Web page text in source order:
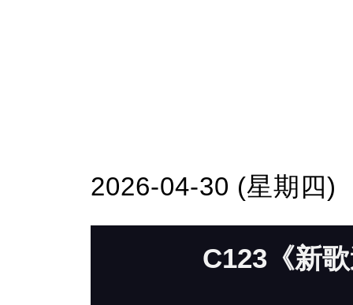
2026-04-30 (星期四)
C123《新